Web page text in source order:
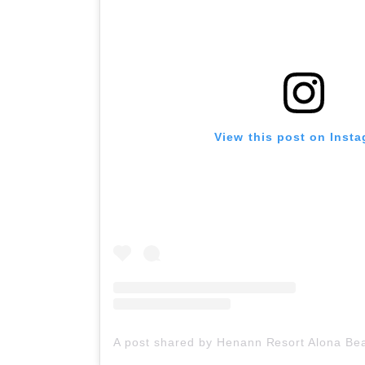
View this post on